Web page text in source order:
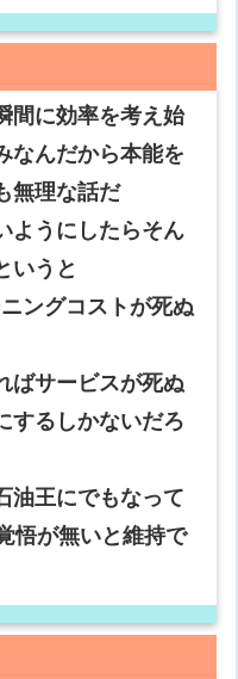
間に効率を考え始
なんだから本能を
無理な話だ
ようにしたらそん
いうと
ングコストが死ぬ
ばサービスが死ぬ
するしかないだろ
油王にでもなって
悟が無いと維持で